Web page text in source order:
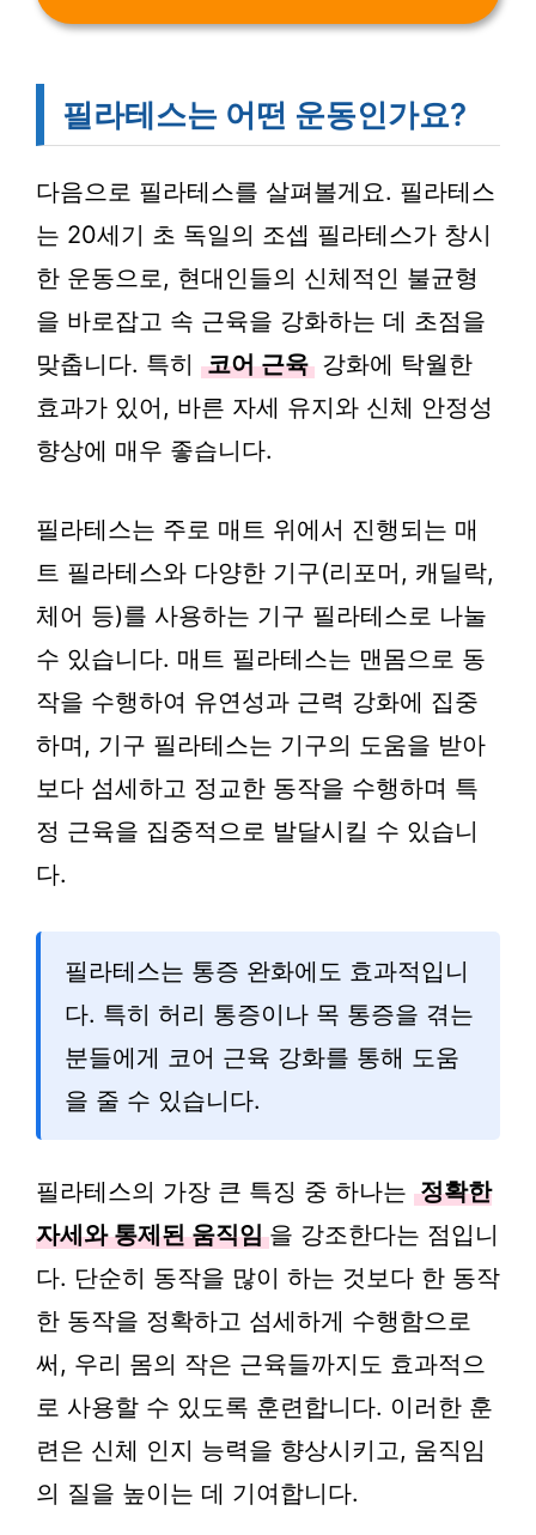
필라테스는 어떤 운동인가요?
다음으로 필라테스를 살펴볼게요. 필라테스
는 20세기 초 독일의 조셉 필라테스가 창시
한 운동으로, 현대인들의 신체적인 불균형
을 바로잡고 속 근육을 강화하는 데 초점을
맞춥니다. 특히 코어 근육 강화에 탁월한
효과가 있어, 바른 자세 유지와 신체 안정성
향상에 매우 좋습니다.
필라테스는 주로 매트 위에서 진행되는 매
트 필라테스와 다양한 기구(리포머, 캐딜락,
체어 등)를 사용하는 기구 필라테스로 나눌
수 있습니다. 매트 필라테스는 맨몸으로 동
작을 수행하여 유연성과 근력 강화에 집중
하며, 기구 필라테스는 기구의 도움을 받아
보다 섬세하고 정교한 동작을 수행하며 특
정 근육을 집중적으로 발달시킬 수 있습니
다.
필라테스는 통증 완화에도 효과적입니
다. 특히 허리 통증이나 목 통증을 겪는
분들에게 코어 근육 강화를 통해 도움
을 줄 수 있습니다.
필라테스의 가장 큰 특징 중 하나는 정확한
자세와 통제된 움직임 을 강조한다는 점입니
다. 단순히 동작을 많이 하는 것보다 한 동작
한 동작을 정확하고 섬세하게 수행함으로
써, 우리 몸의 작은 근육들까지도 효과적으
로 사용할 수 있도록 훈련합니다. 이러한 훈
련은 신체 인지 능력을 향상시키고, 움직임
의 질을 높이는 데 기여합니다.